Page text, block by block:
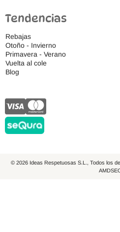
Tendencias
Rebajas
Otoño - Invierno
Primavera - Verano
Vuelta al cole
Blog
© 2026 Ideas Respetuosas S.L., Todos los